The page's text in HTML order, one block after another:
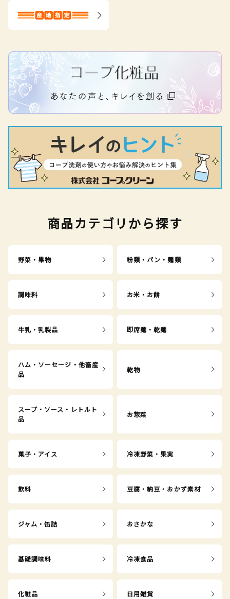
商品カテゴリから探す
野菜・果物 粉類・パン・麺類
調味料 お米・お餅
牛乳・乳製品 即席麺・乾麺
ハム・ソーセージ・他畜産
品
乾物
スープ・ソース・レトルト
品
お惣菜
菓子・アイス 冷凍野菜・果実
飲料 豆腐・納豆・おかず素材
ジャム・缶詰 おさかな
基礎調味料 冷凍食品
化粧品 日用雑貨